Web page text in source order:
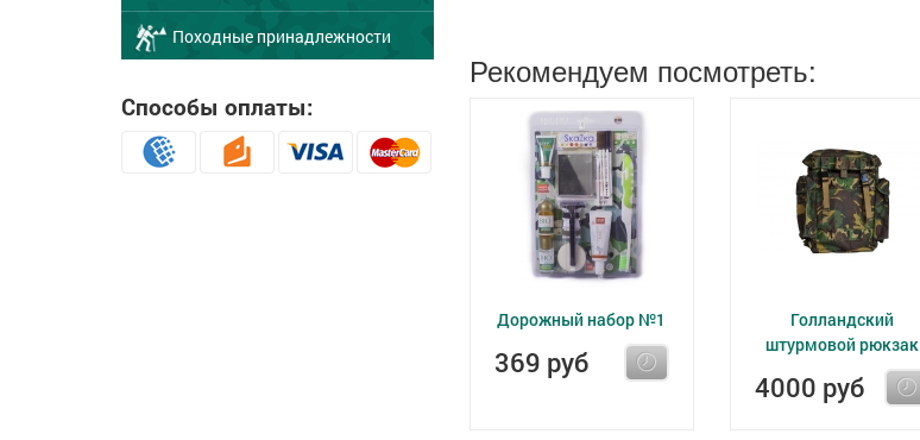
Походные принадлежности
Способы оплаты:
Рекомендуем посмотреть:
Дорожный набор №1
369 руб
Голландский
штурмовой рюкзак
4000 руб